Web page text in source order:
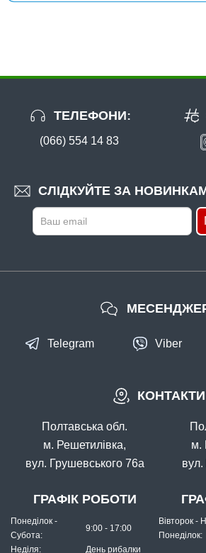
80 грн
#30.00.17015
218 грн
КУПИТИ
Котушка 901
ТЕЛЕФОНИ:
(066) 554 14 83
СЛІДКУЙТЕ ЗА
КОНТАКТИ
Полтавська обл.
м. Решетилівка,
вул. Грушевського 76а
ГРАФІК РОБОТИ
Понеділок -
Субота:
9:00 - 17:00
Неділя: День рибалки
м.
Вівторок -
Понеділок:
Telegram Viber